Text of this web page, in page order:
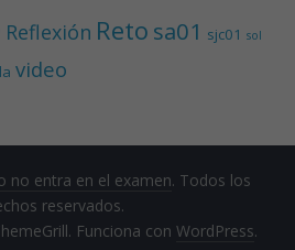
Reflexión Reto sa01 sjc01 sol
video
no entra en el examen. Todos los
reservados.
Funciona conWordPress.